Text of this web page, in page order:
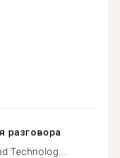
Technolog...